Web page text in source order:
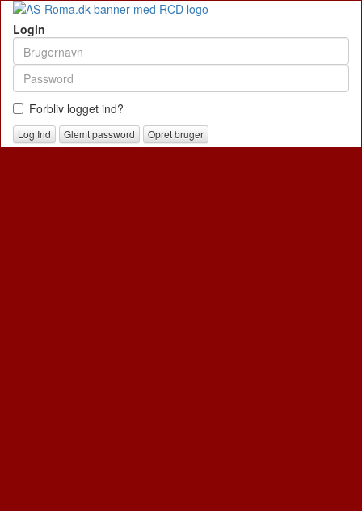
Login
Forbliv logget ind?
Glemt password Opret bruger